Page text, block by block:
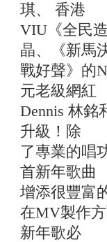
琪、 香港
VIU《全民
晶、《新馬
戰好聲》的
元老級網紅
Dennis 林銘
升級！除
了專業的唱
首新年歌曲
增添很豐富
在MV製作
新年歌必